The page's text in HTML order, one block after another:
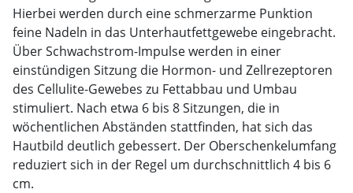
Hierbei werden durch eine schmerzarme Punktion
feine Nadeln in das Unterhautfettgewebe eingebracht.
Über Schwachstrom-Impulse werden in einer
einstündigen Sitzung die Hormon- und Zellrezeptoren
des Cellulite-Gewebes zu Fettabbau und Umbau
stimuliert. Nach etwa 6 bis 8 Sitzungen, die in
wöchentlichen Abständen stattfinden, hat sich das
Hautbild deutlich gebessert. Der Oberschenkelumfang
reduziert sich in der Regel um durchschnittlich 4 bis 6
cm.